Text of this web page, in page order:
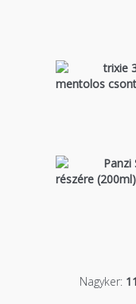
trixie
mentolos
Panzi
részére (200ml)
Nagyker: